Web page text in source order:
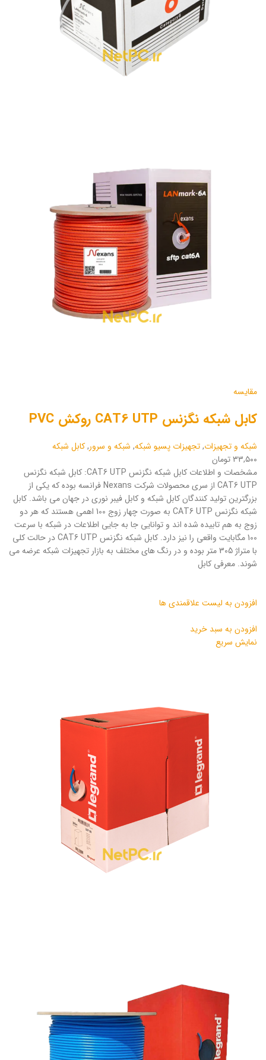
مقایسه
کابل شبکه نگزنس CAT6 UTP روکش PVC
شبکه و تجهیزات,تجهیزات پسیو شبکه, شبکه و سرور,کابل شبکه
۳۳,۵۰۰ تومان
مشخصات و اطلاعات کابل شبکه نگزنس CAT6 UTP: کابل شبکه نگزنس
CAT6 UTP از سری محصولات شرکت Nexans فرانسه بوده که یکی از
بزرگترین تولید کنندگان کابل شبکه و کابل فیبر نوری در جهان می باشد. کابل
شبکه نگزنس CAT6 UTP به صورت چهار زوج 100 اهمی هستند که هر دو
زوج به هم تابیده شده اند و توانایی جا به جایی اطلاعات در شبکه با سرعت
100 مگابایت واقعی را نیز دارد. کابل شبکه نگزنس CAT6 UTP در حالت کلی
با متراژ 305 متر بوده و در رنگ های مختلف به بازار تجهیزات شبکه عرضه می
شوند. معرفی کابل
افزودن به لیست علاقمندی ها
افزودن به سبد خرید
نمایش سریع